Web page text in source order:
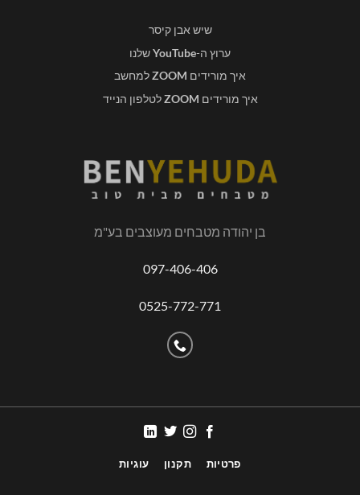
שיש אבן קיסר
ערוץ ה-YouTubeשלנו
איך מורידים ZOOMלמחשב
איך מורידים ZOOM לטלפון הנייד
בן יהודה מטבחים מעוצבים בע"מ
097-406-406
0525-772-771
פרטיות תקנון עוגיות